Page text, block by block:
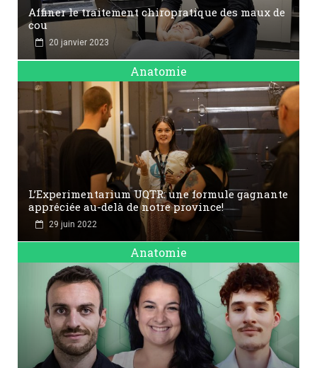
Affiner le traitement chiropratique des maux de
cou
20 janvier 2023
Anatomie
L’Experimentarium UQTR: une formule gagnante
appréciée au-delà de notre province!
29 juin 2022
Anatomie